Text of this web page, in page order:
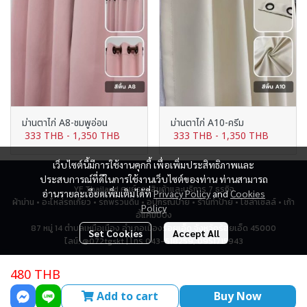
ม่านตาไก่ A8-ชมพูอ่อน
333 THB - 1,350 THB
ม่านตาไก่ A10-ครีม
333 THB - 1,350 THB
480 THB
Add to cart Buy Now
เว็บไซต์นี้มีการใช้งานคุกกี้ เพื่อเพิ่มประสิทธิภาพและ
ประสบการณ์ที่ดีในการใช้งานเว็บไซต์ของท่าน ท่านสามารถ
อ่านรายละเอียดเพิ่มเติมได้ที่Privacy PolicyandCookies
Policy
Set Cookies Accept All
YF Thailand ศูนย์รวมสินค้าและบริการ 7 ธุรกิจ
ผ้าม่าน • อะไหล่รถเกี่ยว • รถพรวนดิน • อุปกรณ์ป้าย • ร้านทำป้าย • โซล่าเซลล์ • เก้า
อี้แคมป์ปิ้ง
87 หมู่ 14 ตำบลเหนือเมือง อำเภอเมืองร้อยเอ็ด จังหวัดร้อยเอ็ด 45000
ไลน์: @072tgskt | โทร 043-518259, 0951715943
Today Visitor466